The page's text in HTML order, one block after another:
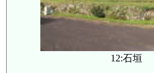
12:石垣